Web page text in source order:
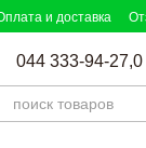
и доставка
044 333-94-27,0